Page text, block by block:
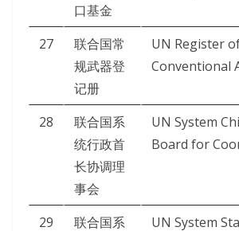
口基金
27
联合国常
规武器登
记册
UN Register
Conventional
28
联合国系
统行政首
长协调理
事会
UN System
Board for
29
联合国系
UN System